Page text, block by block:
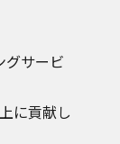
グサービ
に貢献し